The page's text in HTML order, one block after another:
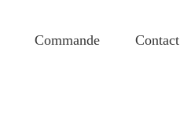
Commande Contact